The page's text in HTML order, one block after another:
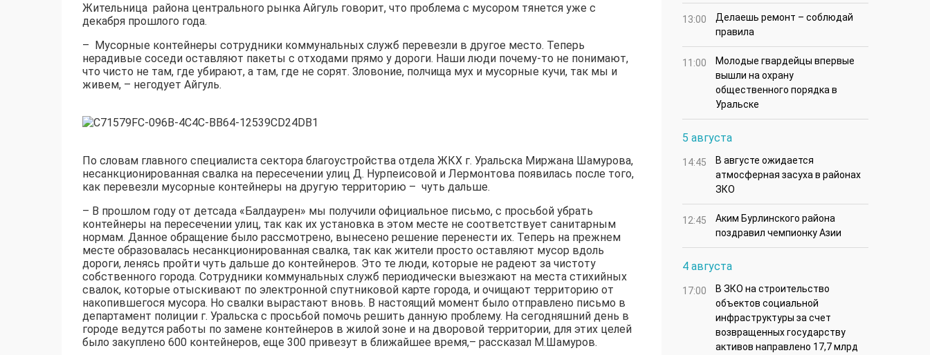
Жительница района центрального рынка Айгуль говорит, что проблема с мусором тянется уже с
декабря прошлого года.
–
Мусорные контейнеры сотрудники коммунальных служб перевезли в другое место. Теперь
нерадивые соседи оставляют пакеты с отходами прямо у дороги. Наши люди почему-то не понимают,
что чисто не там, где убирают, а там, где не сорят. Зловоние, полчища мух и мусорные кучи, так мы и
живем, – негодует Айгуль.
По словам главного специалиста сектора благоустройства отдела ЖКХ г. Уральска Миржана Шамурова,
несанкционированная свалка на пересечении улиц Д. Нурпеисовой и Лермонтова появилась после того,
как перевезли мусорные контейнеры на другую территорию – чуть дальше.
– В прошлом году от детсада «Балдаурен» мы получили официальное письмо, с просьбой убрать
контейнеры на пересечении улиц, так как их установка в этом месте не соответствует санитарным
нормам. Данное обращение было рассмотрено, вынесено решение перенести их. Теперь на прежнем
месте образовалась несанкционированная свалка, так как жители просто оставляют мусор вдоль
дороги, ленясь пройти чуть дальше до контейнеров. Это те люди, которые не радеют за чистоту
собственного города. Сотрудники коммунальных служб периодически выезжают на места стихийных
свалок, которые отыскивают по электронной спутниковой карте города, и очищают территорию от
накопившегося мусора. Но свалки вырастают вновь. В настоящий момент было отправлено письмо в
департамент полиции г. Уральска с просьбой помочь решить данную проблему. На сегодняшний день в
городе ведутся работы по замене контейнеров в жилой зоне и на дворовой территории, для этих целей
было закуплено 600 контейнеров, еще 300 привезут в ближайшее время,– рассказал М.Шамуров.
13:00
Делаешь ремонт – соблюдай
правила
11:00
Молодые гвардейцы впервые
вышли на охрану
общественного порядка в
Уральске
5 августа
14:45
В августе ожидается
атмосферная засуха в районах
ЗКО
12:45
Аким Бурлинского района
поздравил чемпионку Азии
4 августа
17:00
В ЗКО на строительство
объектов социальной
инфраструктуры за счет
возвращенных государству
активов направлено 17,7 млрд